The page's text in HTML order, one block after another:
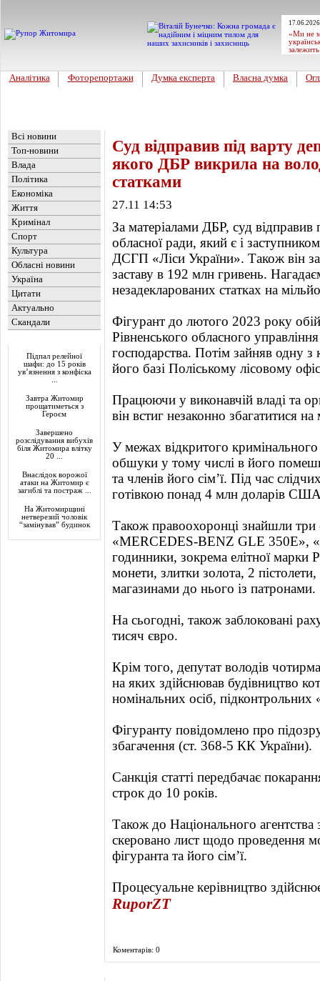
«Ми не
Аналітика Фоторепортажи Думка експерта Власна думка
Всі новини
Топ-новини
Влада
Політика
Економіка
Життя
Кримінал
Спорт
Культура
Обласні новини
Україна
Цитати
Актуально
Скандали
Підпал релейної
шафи: до 15 років
ув’язнення з конфіска
Завтра Житомир
прощатиметься з
Героєм
Завершено
розслідування вибухів
біля Житомира влітку
20 ...
Внаслідок ворожої
атаки на Житомир є
загиблі та постраж ...
На Житомирщині
нетверезий чоловік
“замінував” будинок
Суд відправив під варту
якого ДБР викрила на
статками
27.11 14:53
За матеріалами ДБР, суд відправив
обласної ради, який є і
ДСГП «Ліси України». Також він
заставу в 192 млн гривень.
незадекларованих статках на
Фігурант до лютого 2023 року
Рівненського обласного
господарства. Потім зайняв одну
його базі Поліському лісовому
Працюючи у виконавчій владі та
він встиг незаконно збагатитися
У межах відкритого
обшуки у тому числі в його
та членів його сім’ї. Під час
готівкою понад 4 млн доларів США
Також правоохоронці знайшли три
«MERCEDES-BENZ GLE 350E»,
годинники, зокрема елітної марки
монети, злитки золота, 2
магазинами до нього із патронами.
На сьогодні, також заблоковані
тисяч євро.
Крім того, депутат володів
на яких здійснював будівництво
номінальних осіб,
Фігуранту повідомлено про
збагачення (ст. 368-5 КК України).
Санкція статті передбачає
строк до 10 років.
Також до Національного агентства
скеровано лист щодо проведення
фігуранта та його сім’ї.
Процесуальне керівництво
RuporZT
Коментарів: 0